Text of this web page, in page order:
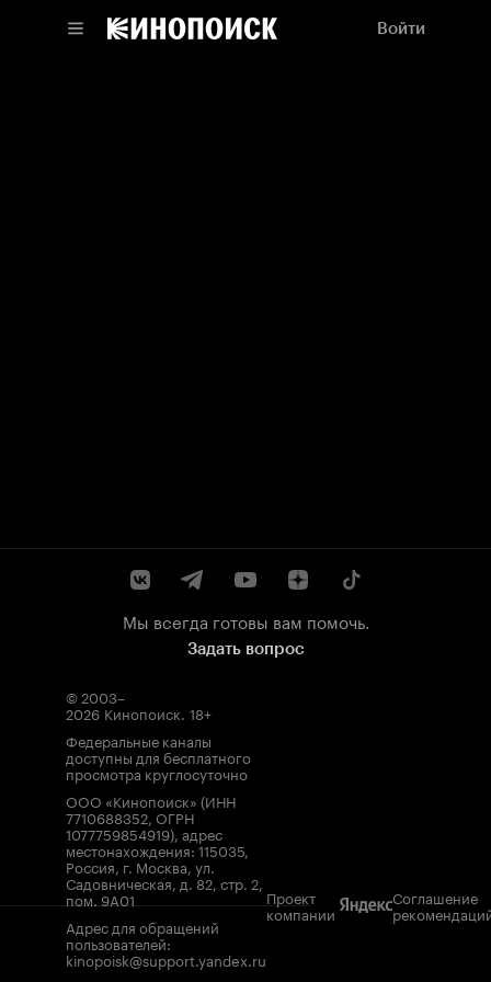
Войти
Мы всегда готовы вам помочь.
Задать вопрос
© 2003–
2026 Кинопоиск. 18+
Федеральные каналы
доступны для бесплатного
просмотра круглосуточно
ООО «Кинопоиск» (ИНН
7710688352, ОГРН
1077759854919), адрес
местонахождения: 115035,
Россия, г. Москва, ул.
Садовническая, д. 82, стр. 2,
пом. 9А01
Адрес для обращений
пользователей:
kinopoisk@support.yandex.ru
Проект
компании
Соглашение